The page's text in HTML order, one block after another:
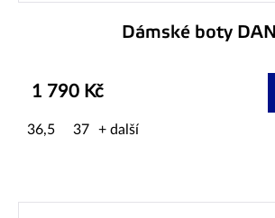
Dámské boty DANI
1 790 Kč
36,5 37 + další